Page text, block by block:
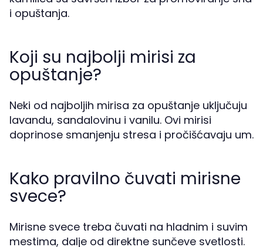
i opuštanja.
Koji su najbolji mirisi za
opuštanje?
Neki od najboljih mirisa za opuštanje uključuju
lavandu, sandalovinu i vanilu. Ovi mirisi
doprinose smanjenju stresa i pročišćavaju um.
Kako pravilno čuvati mirisne
svece?
Mirisne svece treba čuvati na hladnim i suvim
mestima, dalje od direktne sunčeve svetlosti.